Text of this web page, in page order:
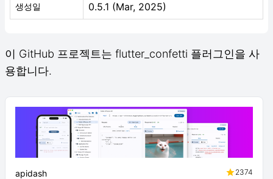
생성일 0.5.1 (Mar, 2025)
이 GitHub 프로젝트는 flutter_confetti 플러그인을 사
용합니다.
apidash
2374